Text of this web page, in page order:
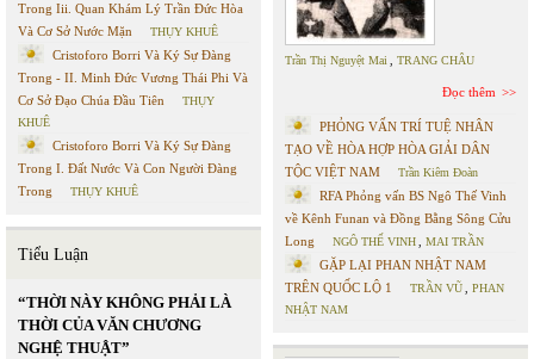
Trong Iii. Quan Khám Lý Trần Đức Hòa
Và Cơ Sở Nước Mặn
THỤY KHUÊ
Cristoforo Borri Và Ký Sự Đàng
Trong - II. Minh Đức Vương Thái Phi Và
Cơ Sở Đạo Chúa Đầu Tiên
THỤY
KHUÊ
Cristoforo Borri Và Ký Sự Đàng
Trong I. Đất Nước Và Con Người Đàng
Trong
THỤY KHUÊ
Tiểu Luận
“THỜI NÀY KHÔNG PHẢI LÀ
THỜI CỦA VĂN CHƯƠNG
NGHỆ THUẬT”
Trần Thị Nguyệt Mai, TRANG CHÂU
Đọc thêm
PHỎNG VẤN TRÍ TUỆ NHÂN
TẠO VỀ HÒA HỢP HÒA GIẢI DÂN
TỘC VIỆT NAM
Trần Kiêm Đoàn
RFA Phỏng vấn BS Ngô Thế Vinh
về Kênh Funan và Đồng Bằng Sông Cửu
Long
NGÔ THẾ VINH, MAI TRẦN
GẶP LẠI PHAN NHẬT NAM
TRÊN QUỐC LỘ 1
TRẦN VŨ, PHAN
NHẬT NAM